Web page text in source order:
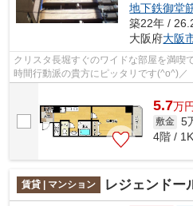
地下鉄御堂
築22年 /
大阪府大阪
クリスタ長堀すぐのワイドな部屋を満
時間行動派の貴方にピッタリです(^o^)／
5.7万円
敷金 5
4階 /
賃貸 | マンション レジェンドー